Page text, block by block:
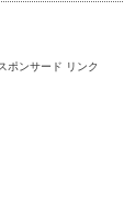
ポンサード リンク